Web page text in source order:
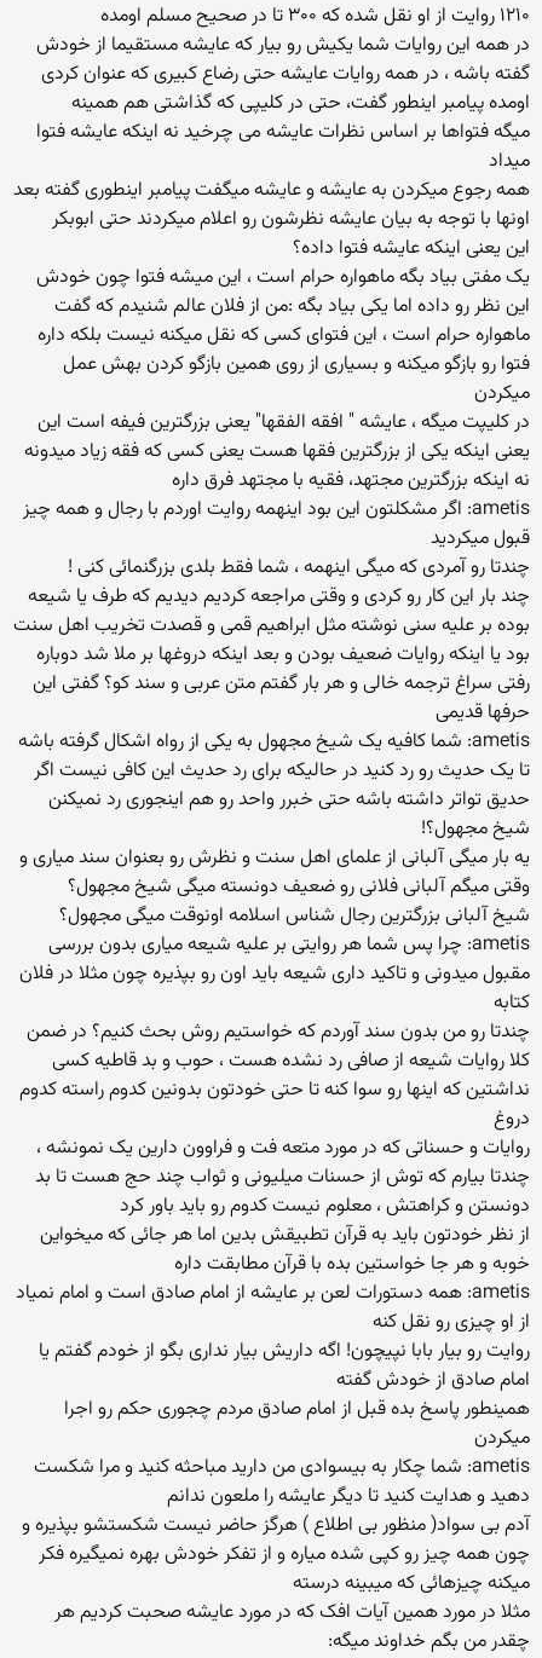
۱۲۱۰ روایت از او نقل شده که ۳۰۰ تا در صحیح مسلم اومده
در همه این روایات شما یکیش رو بیار که عایشه مستقیما از خودش
گفته باشه ، در همه روایات عایشه حتی رضاع کبیری که عنوان کردی
اومده پیامبر اینطور گفت، حتی در کلیپی که گذاشتی هم همینه
میگه فتواها بر اساس نظرات عایشه می چرخید نه اینکه عایشه فتوا
میداد
همه رجوع میکردن به عایشه و عایشه میگفت پیامبر اینطوری گفته بعد
اونها با توجه به بیان عایشه نظرشون رو اعلام میکردند حتی ابوبکر
این یعنی اینکه عایشه فتوا داده؟
یک مفتی بیاد بگه ماهواره حرام است ، این میشه فتوا چون خودش
این نظر رو داده اما یکی بیاد بگه :من از فلان عالم شنیدم که گفت
ماهواره حرام است ، این فتوای کسی که نقل میکنه نیست بلکه داره
فتوا رو بازگو میکنه و بسیاری از روی همین بازگو کردن بهش عمل
میکردن
در کلیپت میگه ، عایشه " افقه الفقها" یعنی بزرگترین فیفه است این
یعنی اینکه یکی از بزرگترین فقها هست یعنی کسی که فقه زیاد میدونه
نه اینکه بزرگترین مجتهد، فقیه با مجتهد فرق داره
ametis: اگر مشکلتون این بود اینهمه روایت اوردم با رجال و همه چیز
قبول میکردید
چندتا رو آمردی که میگی اینهمه ، شما فقط بلدی بزرگنمائی کنی !
چند بار این کار رو کردی و وقتی مراجعه کردیم دیدیم که طرف یا شیعه
بوده بر علیه سنی نوشته مثل ابراهیم قمی و قصدت تخریب اهل سنت
بود یا اینکه روایات ضعیف بودن و بعد اینکه دروغها بر ملا شد دوباره
رفتی سراغ ترجمه خالی و هر بار گفتم متن عربی و سند کو؟ گفتی این
حرفها قدیمی
ametis: شما کافیه یک شیخ مجهول به یکی از رواه اشکال گرفته باشه
تا یک حدیث رو رد کنید در حالیکه برای رد حدیث این کافی نیست اگر
حدیق تواتر داشته باشه حتی خبرر واحد رو هم اینجوری رد نمیکنن
شیخ مجهول؟!
یه بار میگی آلبانی از علمای اهل سنت و نظرش رو بعنوان سند میاری و
وقتی میگم آلبانی فلانی رو ضعیف دونسته میگی شیخ مجهول؟
شیخ آلبانی بزرگترین رجال شناس اسلامه اونوقت میگی مجهول؟
ametis: چرا پس شما هر روایتی بر علیه شیعه میاری بدون بررسی
مقبول میدونی و تاکید داری شیعه باید اون رو بپذیره چون مثلا در فلان
کتابه
چندتا رو من بدون سند آوردم که خواستیم روش بحث کنیم؟ در ضمن
کلا روایات شیعه از صافی رد نشده هست ، حوب و بد قاطیه کسی
نداشتین که اینها رو سوا کنه تا حتی خودتون بدونین کدوم راسته کدوم
دروغ
روایات و حسناتی که در مورد متعه فت و فراوون دارین یک نمونشه ،
چندتا بیارم که توش از حسنات میلیونی و ثواب چند حج هست تا بد
دونستن و کراهتش ، معلوم نیست کدوم رو باید باور کرد
از نظر خودتون باید به قرآن تطبیقش بدین اما هر جائی که میخواین
خوبه و هر جا خواستین بده با قرآن مطابقت داره
ametis: همه دستورات لعن بر عایشه از امام صادق است و امام نمیاد
از او چیزی رو نقل کنه
روایت رو بیار بابا نپیچون! اگه داریش بیار نداری بگو از خودم گفتم یا
امام صادق از خودش گفته
همینطور پاسخ بده قبل از امام صادق مردم چجوری حکم رو اجرا
میکردن
ametis: شما چکار به بیسوادی من دارید مباحثه کنید و مرا شکست
دهید و هدایت کنید تا دیگر عایشه را ملعون ندانم
آدم بی سواد( منظور بی اطلاع ) هرگز حاضر نیست شکستشو بپذیره و
چون همه چیز رو کپی شده میاره و از تفکر خودش بهره نمیگیره فکر
میکنه چیزهائی که میبینه درسته
مثلا در مورد همین آیات افک که در مورد عایشه صحبت کردیم هر
چقدر من بگم خداوند میگه: